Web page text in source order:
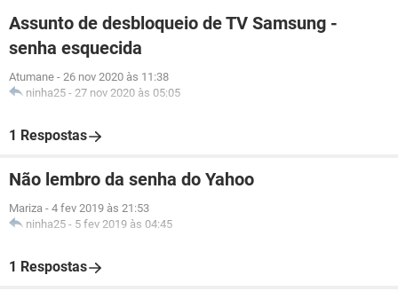
Assunto de desbloqueio de TV Samsung -
senha esquecida
Atumane - 26 nov 2020 às 11:38
ninha25 - 27 nov 2020 às 05:05
1 Respostas
Não lembro da senha do Yahoo
Mariza - 4 fev 2019 às 21:53
ninha25 - 5 fev 2019 às 04:45
1 Respostas